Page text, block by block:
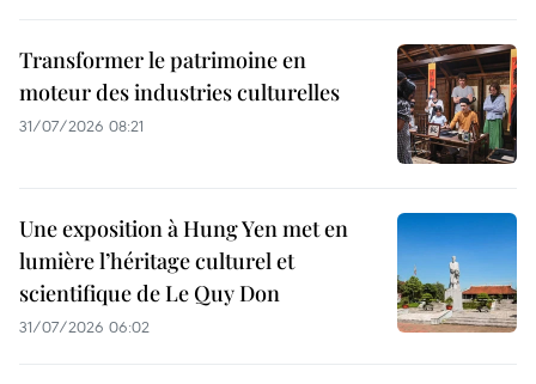
Transformer le patrimoine en
moteur des industries culturelles
31/07/2026 08:21
Une exposition à Hung Yen met en
lumière l’héritage culturel et
scientifique de Le Quy Don
31/07/2026 06:02